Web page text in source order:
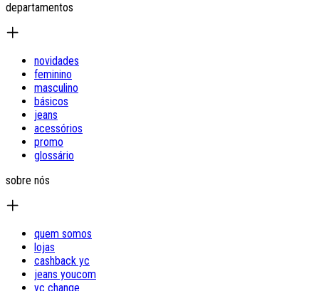
departamentos
novidades
feminino
masculino
básicos
jeans
acessórios
promo
glossário
sobre nós
quem somos
lojas
cashback yc
jeans youcom
yc change